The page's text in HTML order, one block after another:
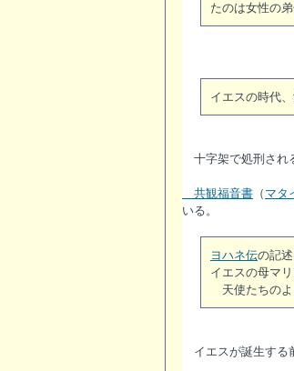
たのは女性の
イエスの時代
十字架で処刑され
共観福音書 （ マタ
いる。
ヨハネ伝の記
イエスの母マ
天使たちのよ
イエスが誕生する